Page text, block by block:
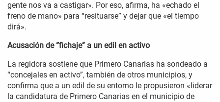
gente nos va a castigar». Por eso, afirma, ha «echado el
freno de mano» para “resituarse” y dejar que «el tiempo
dirá».
Acusación de “fichaje” a un edil en activo
La regidora sostiene que Primero Canarias ha sondeado a
“concejales en activo”, también de otros municipios, y
confirma que a un edil de su entorno le propusieron «liderar
la candidatura de Primero Canarias en el municipio de